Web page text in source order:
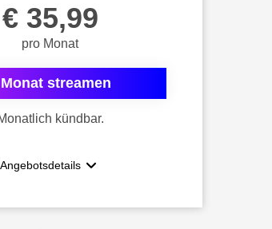
€ 35,99
pro Monat
streamen
kündbar.
Angebotsdetails